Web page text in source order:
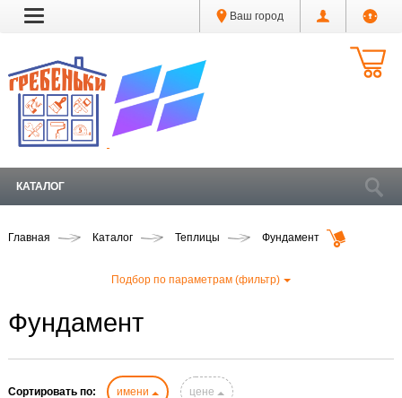
Ваш город
КАТАЛОГ
Главная Каталог Теплицы Фундамент
Подбор по параметрам (фильтр)
Фундамент
Сортировать по: имени цене